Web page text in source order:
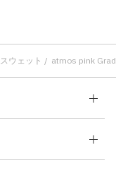
スウェット atmos pink